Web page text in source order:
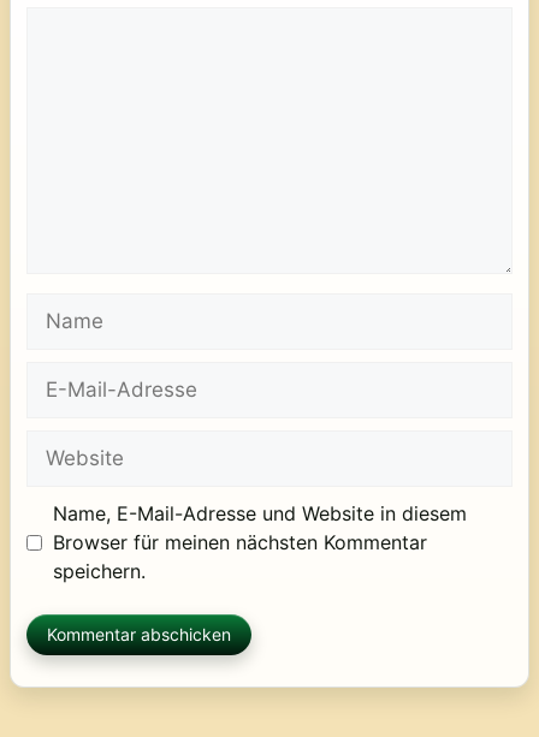
Name
Mail-
Website
Name, E-Mail-Adresse und Website in diesem
Browser für meinen nächsten Kommentar
speichern.